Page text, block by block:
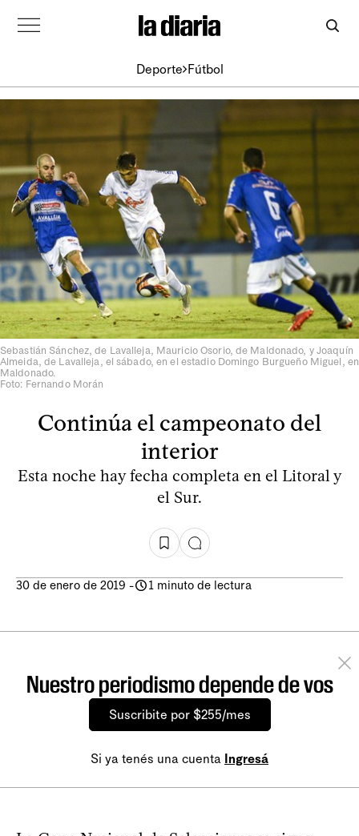
Deporte Fútbol
Sebastián Sánchez, de Lavalleja, Mauricio Osorio, de Maldonado, y Joaquín
Almeida, de Lavalleja, el sábado, en el estadio Domingo Burgueño Miguel, en
Maldonado.
Foto: Fernando Morán
Continúa el campeonato del
interior
Esta noche hay fecha completa en el Litoral y
el Sur.
30 de enero de 2019 - 1 minuto de lectura
Nuestro periodismo depende de vos
Suscribite por $255/mes
Si ya tenés una cuenta Ingresá